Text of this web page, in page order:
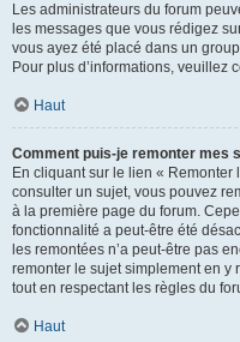
Les administrateurs du forum
les messages que vous rédigez
vous ayez été placé dans un
Pour plus d’informations, veuillez
Haut
Comment puis-je remonter mes
En cliquant sur le lien «
consulter un sujet, vous pouvez
à la première page du forum.
fonctionnalité a peut-être été
les remontées n’a peut-être pas
remonter le sujet simplement en y
tout en respectant les règles du
Haut